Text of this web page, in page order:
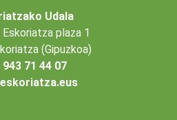
Udala
Eskoriatza plaza 1
(Gipuzkoa)
943 71 44 07